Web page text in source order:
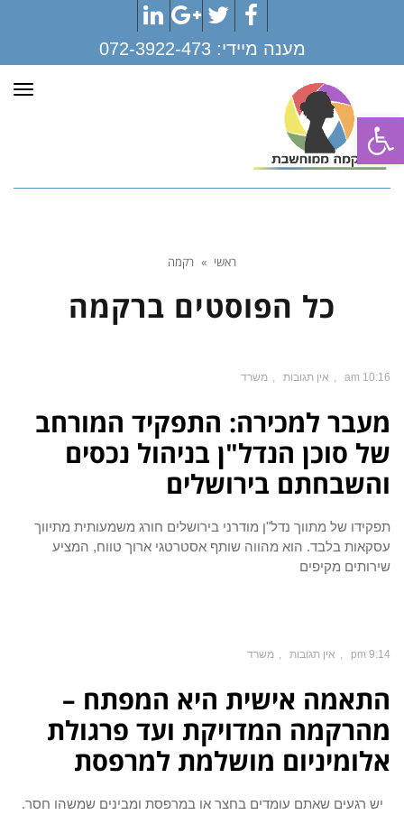
פתח סרגל נגישות
Facebook
Twitter
Google+
LinkedIn
מענה מיידי:072-3922-473
ראשי » רקמה
כל הפוסטים ברקמה
10:16 am אין תגובות משרד
מעבר למכירה: התפקיד המורחב
של סוכן הנדל"ן בניהול נכסים
והשבחתם בירושלים
תפקידו של מתווך נדל"ן מודרני בירושלים חורג משמעותית מתיווך
עסקאות בלבד. הוא מהווה שותף אסטרטגי ארוך טווח, המציע
שירותים מקיפים
9:14 pm אין תגובות משרד
התאמה אישית היא המפתח –
מהרקמה המדויקת ועד פרגולת
אלומיניום מושלמת למרפסת
יש רגעים שאתם עומדים בחצר או במרפסת ומבינים שמשהו חסר.